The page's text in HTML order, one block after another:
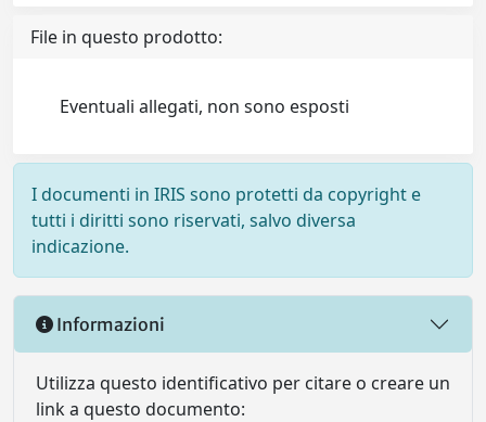
File in questo prodotto:
Eventuali allegati, non sono esposti
I documenti in IRIS sono protetti da copyright e
tutti i diritti sono riservati, salvo diversa
indicazione.
Informazioni
Utilizza questo identificativo per citare o creare un
link a questo documento: